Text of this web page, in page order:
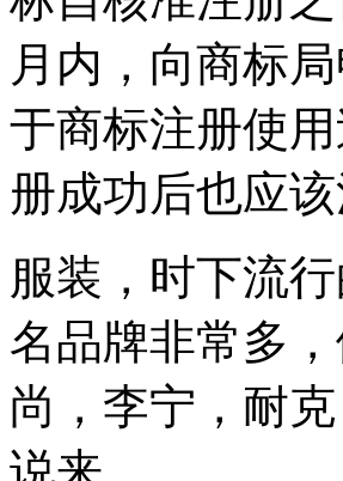
月内，向商标
于商标注册使
册成功后也应
服装，时下流
名品牌非常多
尚，李宁，耐
说来。